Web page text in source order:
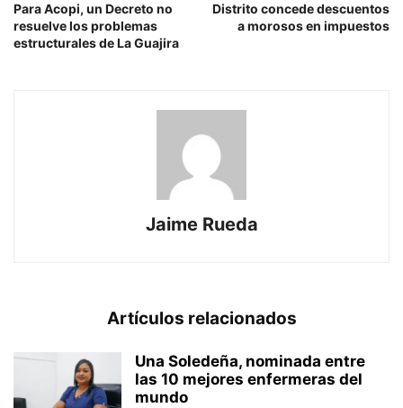
Para Acopi, un Decreto no
resuelve los problemas
estructurales de La Guajira
Distrito concede descuentos
a morosos en impuestos
Jaime Rueda
Artículos relacionados
Una Soledeña, nominada entre
las 10 mejores enfermeras del
mundo